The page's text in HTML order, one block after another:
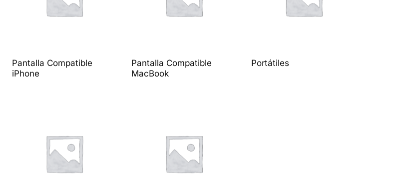
Pantalla Compatible
iPhone
Pantalla Compatible
MacBook
Portátiles